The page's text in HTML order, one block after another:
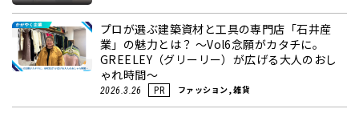
プロが選ぶ建築資材と工具の専門店「石井産
業」の魅力とは？ ～Vol6念願がカタチに。
GREELEY（グリーリー）が広げる大人のおし
ゃれ時間～
2026.3.26 PR ファッション, 雑貨